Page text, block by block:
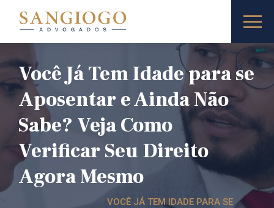
Você Já Tem Idade para se
Aposentar e Ainda Não
Sabe? Veja Como
Verificar Seu Direito
Agora Mesmo
VOCÊ JÁ TEM IDADE PARA SE